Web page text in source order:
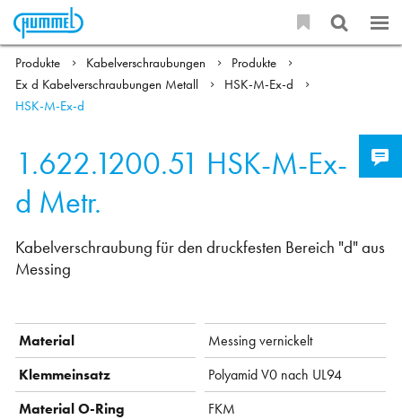
Produkte Kabelverschraubungen
Produkte
Ex d Kabelverschraubungen Metall
HSK-M-Ex-d
HSK-M-Ex-d
1.622.1200.51 HSK-M-Ex-
d Metr.
Kabelverschraubung für den druckfesten Bereich "d" aus
Messing
Material
Messing vernickelt
Klemmeinsatz
Polyamid V0 nach UL94
Material O-Ring
FKM